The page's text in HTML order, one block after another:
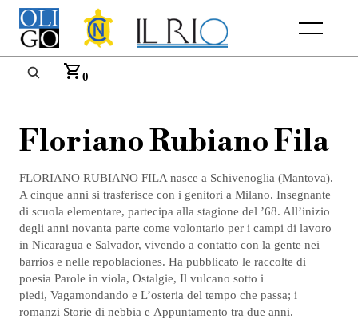
Menu
0
Floriano Rubiano Fila
FLORIANO RUBIANO FILA nasce a Schivenoglia (Mantova).
A cinque anni si trasferisce con i genitori a Milano. Insegnante
di scuola elementare, partecipa alla stagione del ’68. All’inizio
degli anni novanta parte come volontario per i campi di lavoro
in Nicaragua e Salvador, vivendo a contatto con la gente nei
barrios e nelle repoblaciones. Ha pubblicato le raccolte di
poesia Parole in viola, Ostalgie, Il vulcano sotto i
piedi, Vagamondando e L’osteria del tempo che passa; i
romanzi Storie di nebbia e Appuntamento tra due anni.